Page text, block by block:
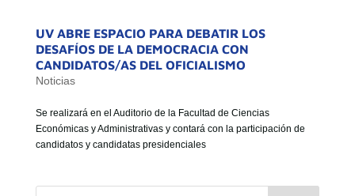
UV ABRE ESPACIO PARA DEBATIR LOS
DESAFÍOS DE LA DEMOCRACIA CON
CANDIDATOS/AS DEL OFICIALISMO
Noticias
Se realizará en el Auditorio de la Facultad de Ciencias
Económicas y Administrativas y contará con la participación de
candidatos y candidatas presidenciales